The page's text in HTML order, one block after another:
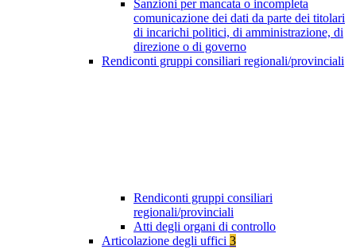
Sanzioni per mancata o incompleta
comunicazione dei dati da parte dei titolari
di incarichi politici, di amministrazione, di
direzione o di governo
Rendiconti gruppi consiliari regionali/provinciali
Rendiconti gruppi consiliari
regionali/provinciali
Atti degli organi di controllo
Articolazione degli uffici 3